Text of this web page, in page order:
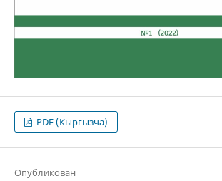
PDF (Кыргызча)
Опубликован